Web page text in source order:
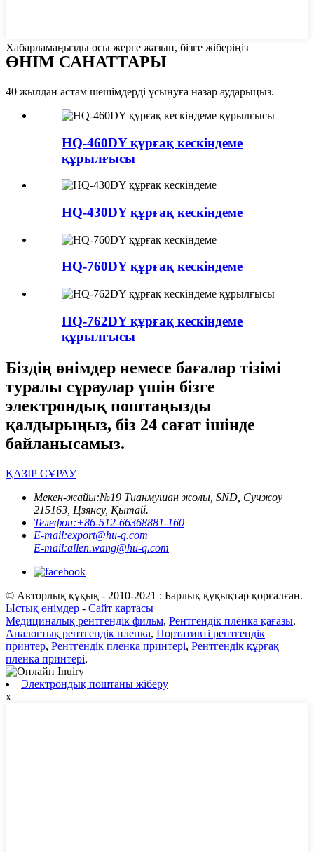
Хабарламаңызды осы жерге жазып, бізге жіберіңіз
ӨНІМ САНАТТАРЫ
40 жылдан астам шешімдерді ұсынуға назар аударыңыз.
HQ-460DY құрғақ кескіндеме
құрылғысы
HQ-430DY құрғақ кескіндеме
HQ-760DY құрғақ кескіндеме
HQ-762DY құрғақ кескіндеме
құрылғысы
Біздің өнімдер немесе бағалар тізімі
туралы сұраулар үшін бізге
электрондық поштаңызды
қалдырыңыз, біз 24 сағат ішінде
байланысамыз.
ҚАЗІР СҰРАУ
Мекен-жайы:№19 Тианмушан жолы, SND, Сучжоу
215163, Цзянсу, Қытай.
Телефон:+86-512-66368881-160
E-mail:export@hu-q.com
E-mail:allen.wang@hu-q.com
© Авторлық құқық - 2010-2021 : Барлық құқықтар қорғалған.
Ыстық өнімдер - Сайт картасы
Медициналық рентгендік фильм, Рентгендік пленка қағазы,
Аналогтық рентгендік пленка, Портативті рентгендік
принтер, Рентгендік пленка принтері, Рентгендік құрғақ
пленка принтері,
Электрондық поштаны жіберу
x